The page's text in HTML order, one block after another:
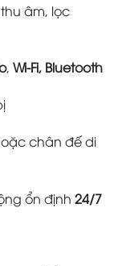
âm, lọc
, Wi-Fi, Bluetooth
chân đế di
ổn định 24/7